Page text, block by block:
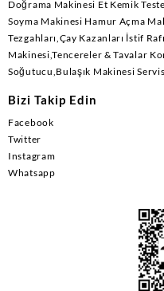
Doğrama Makinesi Et Kemik
Soyma Makinesi Hamur Açma
Tezgahları,Çay Kazanları İstif
Makinesi,Tencereler & Tavalar
Soğutucu,Bulaşık Makinesi
Bizi Takip Edin
Facebook
Twitter
Instagram
Whatsapp